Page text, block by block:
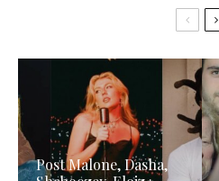
Post Malone, Dasha,